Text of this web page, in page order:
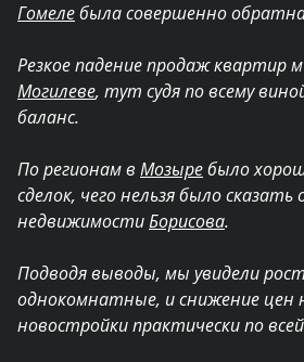
Гомелебыла совершенно
Резкое падение продаж квартир
Могилеве, тут судя по всему
баланс.
По регионам в Мозыребыло
сделок, чего нельзя было сказать
недвижимостиБорисова.
Подводя выводы, мы увидели
однокомнатные, и снижение цен
новостройки практически по